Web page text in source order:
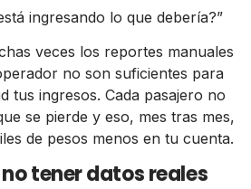
ingresando lo que debería?”
veces los reportes manuales
no son suficientes para
tus ingresos. Cada pasajero no
se pierde y eso, mes tras mes,
de pesos menos en tu cuenta.
tener datos reales